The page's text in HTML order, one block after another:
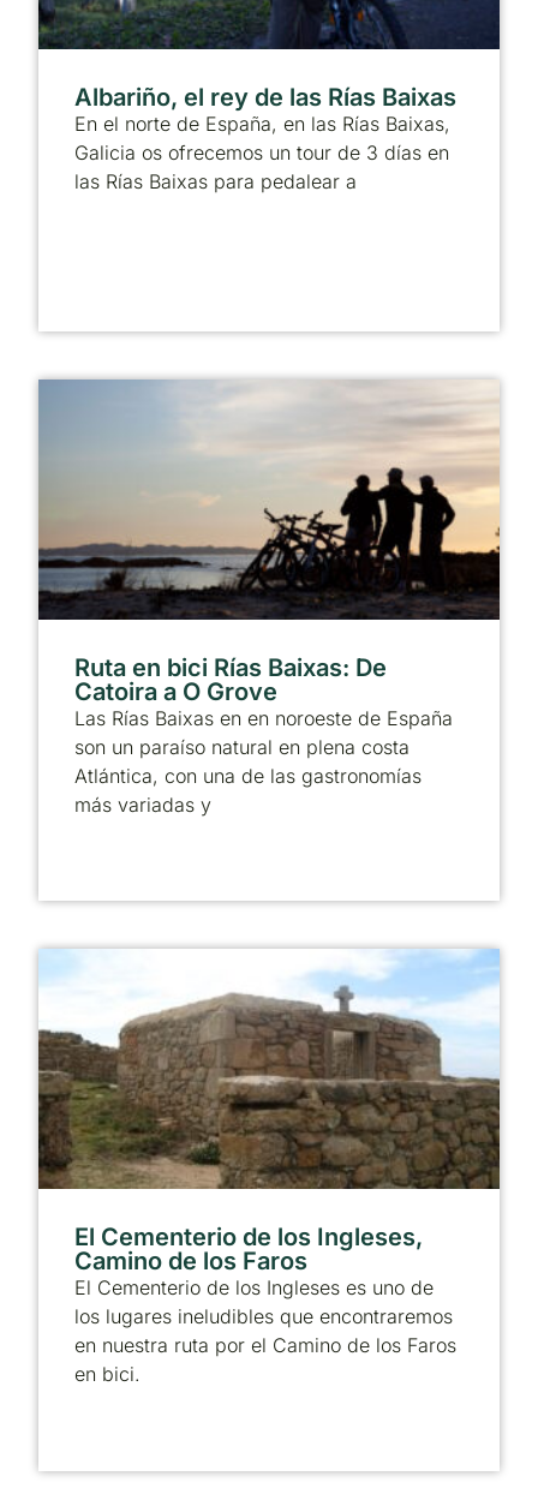
Albariño, el rey de las Rías Baixas
En el norte de España, en las Rías Baixas,
Galicia os ofrecemos un tour de 3 días en
las Rías Baixas para pedalear a
Ruta en bici Rías Baixas: De
Catoira a O Grove
Las Rías Baixas en en noroeste de España
son un paraíso natural en plena costa
Atlántica, con una de las gastronomías
más variadas y
El Cementerio de los Ingleses,
Camino de los Faros
El Cementerio de los Ingleses es uno de
los lugares ineludibles que encontraremos
en nuestra ruta por el Camino de los Faros
en bici.